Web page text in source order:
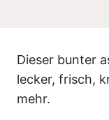
Dieser bunter
lecker, frisch,
mehr.